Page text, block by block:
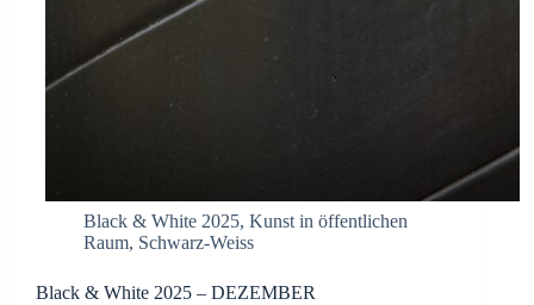
Black & White 2025, Kunst in öffentlichen
Raum, Schwarz-Weiss
Black & White 2025 – DEZEMBER